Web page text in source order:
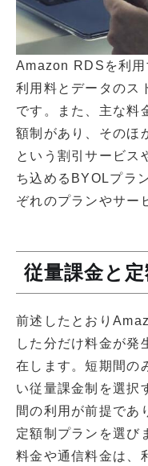
Amazon RDSを利用
利用料とデータのス
です。また、主な料
額制があり、そのほ
という割引サービス
ち込めるBYOLプラ
ぞれのプランやサー
従量課金と定
前述したとおり
した分だけ料金が発
在します。短期間の
い従量課金制を選択
間の利用が前提であ
定額制プランを選び
料金や通信料金は、